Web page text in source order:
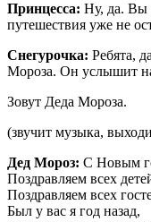
Принцесса: Ну, да. Вы
путешествия уже не
Снегурочка: Ребята,
Мороза. Он услышит
Зовут Деда Мороза.
(звучит музыка,
Дед Мороз: С Новым
Поздравляем всех
Поздравляем всех
Был у вас я год назад,